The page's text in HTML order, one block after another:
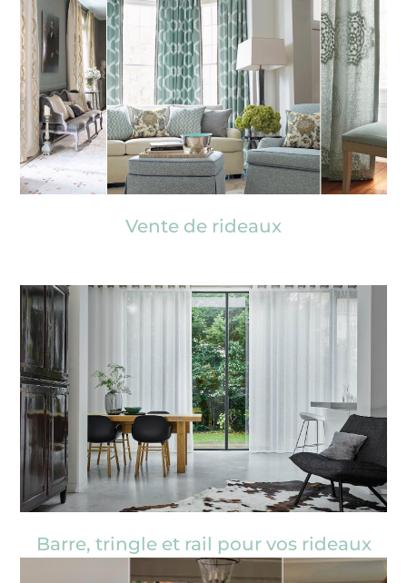
Vente de rideaux
Barre, tringle et rail pour vos rideaux